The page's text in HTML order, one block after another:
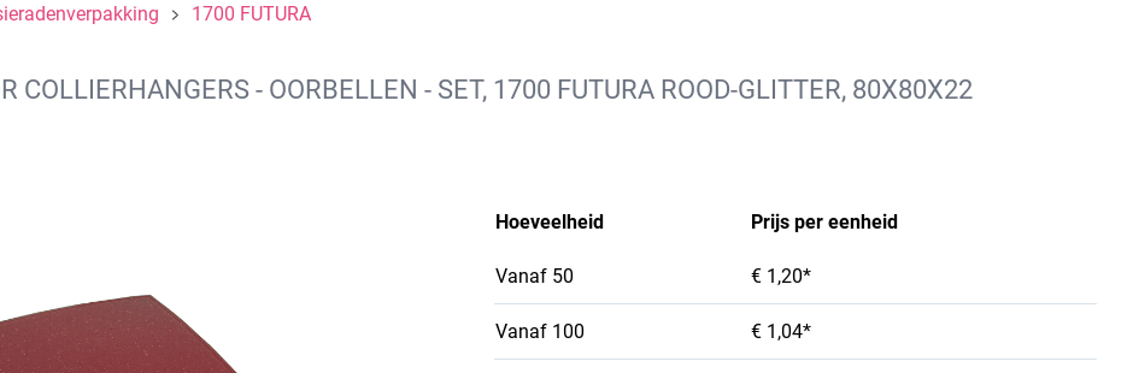
1700 FUTURA
COLLIERHANGERS - OORBELLEN - SET, 1700 FUTURA ROOD-GLITTER, 80X80X22
Hoeveelheid Prijs per eenheid
Vanaf 50 € 1,20*
Vanaf 100 € 1,04*